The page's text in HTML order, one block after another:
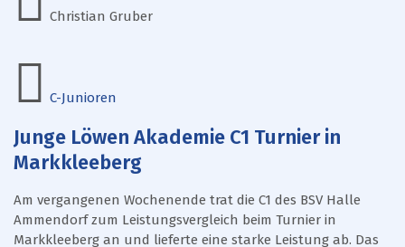
Christian Gruber
C-Junioren
Junge Löwen Akademie C1 Turnier in
Markkleeberg
Am vergangenen Wochenende trat die C1 des BSV Halle
Ammendorf zum Leistungsvergleich beim Turnier in
Markkleeberg an und lieferte eine starke Leistung ab. Das